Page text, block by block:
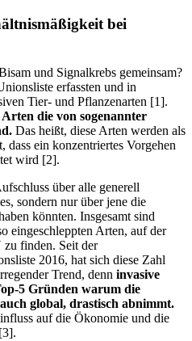
bei
und Signalkrebs gemeinsam?
erfassten und in
Tier- und Pflanzenarten [1].
die von sogenannter
Das heißt, diese Arten werden als
dass ein konzentriertes Vorgehen
wird [2].
über alle generell
sondern nur über jene die
könnten. Insgesamt sind
eingeschleppten Arten, auf der
finden. Seit der
2016, hat sich diese Zahl
Trend, denn invasive
5 Gründen warum die
global, drastisch abnimmt.
auf die Ökonomie und die